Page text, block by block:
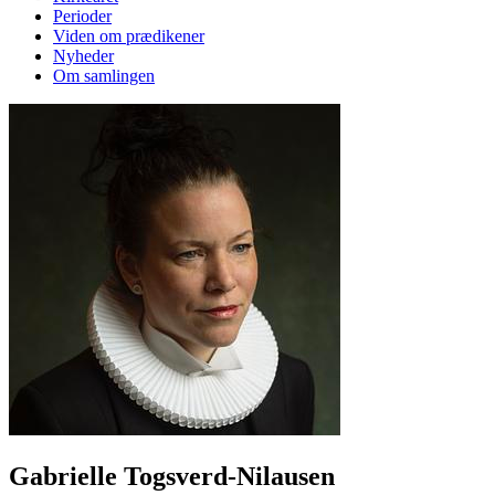
Perioder
Viden om prædikener
Nyheder
Om samlingen
Gabrielle Togsverd-Nilausen